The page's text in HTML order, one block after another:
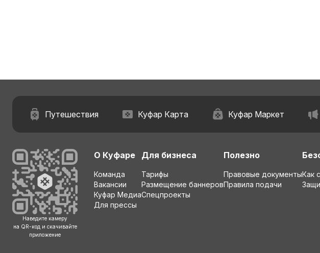
Путешествия Куфар Карта Куфар Маркет
Наведите камеру
на QR-код и скачивайте
приложение
О Куфаре
Команда
Вакансии
Куфар Медиа
Для прессы
Для бизнеса
Тарифы
Размещение баннеров
Спецпроекты
Полезно
Правовые документы
Правила подачи
Как